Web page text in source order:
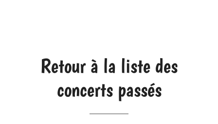
Retour à la liste des
concerts passés